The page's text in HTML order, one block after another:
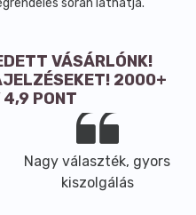
VÁSÁRLÓNK!
2000+
4,9 PONT
Nagy választék, gyors
kiszolgálás